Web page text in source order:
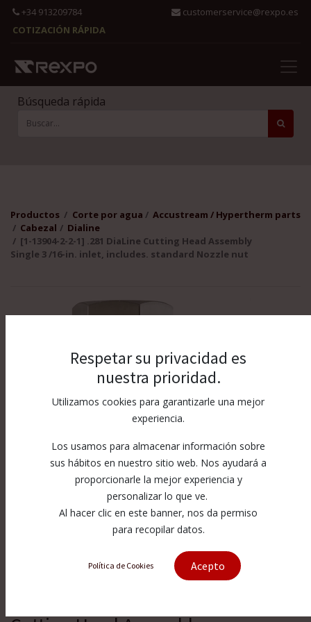
+34 913209784
customerservice@rexpo.es
COTIZACIÓN RÁPIDA
Búsqueda rápida
Productos Corte por agua
Accustream / Hypertherm parts
Cabezal
Dialine
[1-13904-2-2-1] .281 DiaLine Cutting Head Assembly
Single 3 /16-in. inlet, includes. standard Nozzle nut
Respetar su privacidad es
nuestra prioridad.
Utilizamos cookies para garantizarle una mejor
experiencia.
Los usamos para almacenar información sobre
sus hábitos en nuestro sitio web. Nos ayudará a
proporcionarle la mejor experiencia y
personalizar lo que ve.
Al hacer clic en este banner, nos da permiso
para recopilar datos.
Política de Cookies Acepto